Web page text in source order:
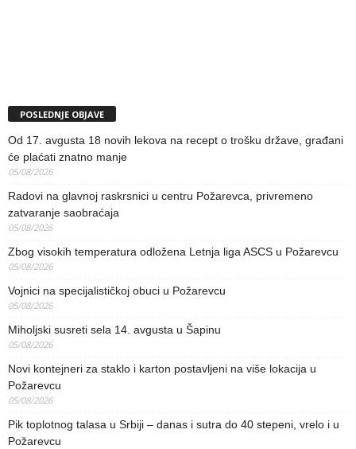
POSLEDNJE OBJAVE
Od 17. avgusta 18 novih lekova na recept o trošku države, građani
će plaćati znatno manje
05/08/2026
Radovi na glavnoj raskrsnici u centru Požarevca, privremeno
zatvaranje saobraćaja
05/08/2026
Zbog visokih temperatura odložena Letnja liga ASCS u Požarevcu
05/08/2026
Vojnici na specijalističkoj obuci u Požarevcu
05/08/2026
Miholjski susreti sela 14. avgusta u Šapinu
05/08/2026
Novi kontejneri za staklo i karton postavljeni na više lokacija u
Požarevcu
05/08/2026
Pik toplotnog talasa u Srbiji – danas i sutra do 40 stepeni, vrelo i u
Požarevcu